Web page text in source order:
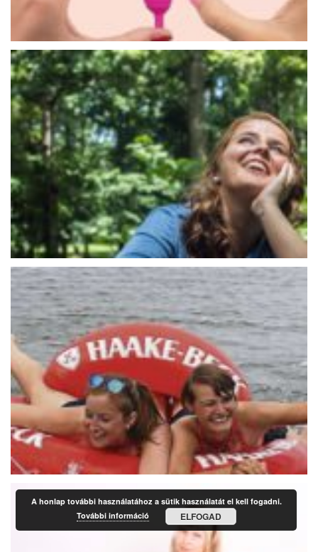
A honlap további használatához a sütik használatát el kell fogadni.
További információ
ELFOGAD